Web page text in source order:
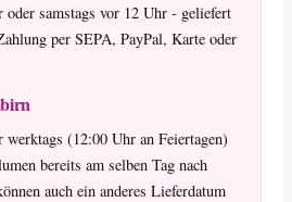
samstags vor 12 Uhr - geliefert
per SEPA, PayPal, Karte oder
(12:00 Uhr an Feiertagen)
bereits am selben Tag nach
auch ein anderes Lieferdatum